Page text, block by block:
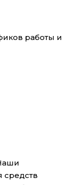
работы и
средств